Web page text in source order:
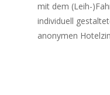
mit dem (Leih-
individuell
anonymen